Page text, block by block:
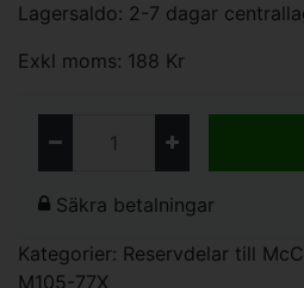
Lagersaldo: 2-7 dagar
Exkl moms: 188 Kr
Säkra betalningar
Kategorier: Reservdelar till
M105-77X